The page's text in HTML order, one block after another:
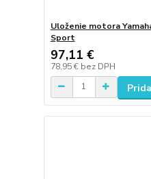
Uloženie motora
Sport
97,11 €
78,95 € bez DPH